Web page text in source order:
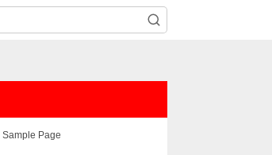
Sample Page